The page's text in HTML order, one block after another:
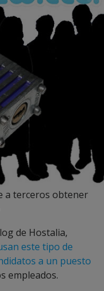
a terceros obtener
de Hostalia,
este tipo de
a un puesto
empleados.